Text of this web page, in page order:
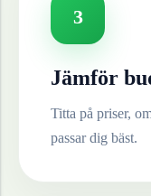
3
Jämför
Titta på priser,
passar dig bäst.